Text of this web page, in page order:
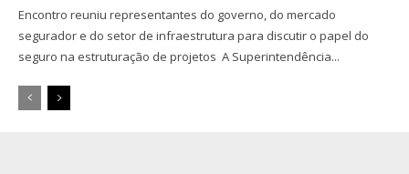
Encontro reuniu representantes do governo, do mercado
segurador e do setor de infraestrutura para discutir o papel do
seguro na estruturação de projetos A Superintendência...